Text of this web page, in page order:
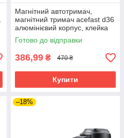
Магнітний автотримач,
магнітний тримач acefast d36
алюмінієвий корпус, клейка
основа
Готово до відправки
386,99 ₴ 470 ₴
Купити
–18%